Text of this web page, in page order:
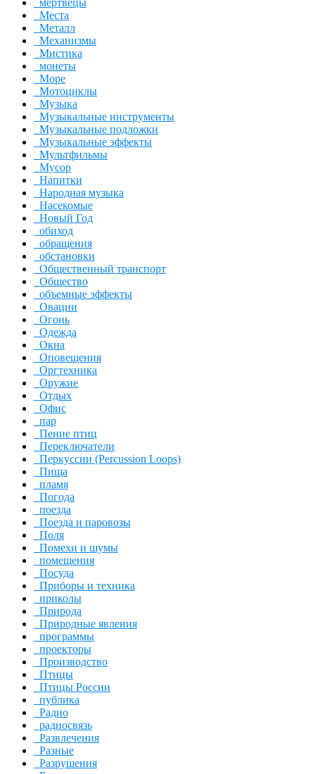
Места
Металл
Механизмы
Мистика
монеты
Море
Мотоциклы
Музыка
Музыкальные инструменты
Музыкальные подложки
Музыкальные эффекты
Мультфильмы
Мусор
Напитки
Народная музыка
Насекомые
Новый Год
обиход
обращения
обстановки
Общественный транспорт
Общество
объемные эффекты
Овации
Огонь
Одежда
Окна
Оповещения
Оргтехника
Оружие
Отдых
Офис
пар
Пение птиц
Переключатели
Перкуссии (Percussion Loops)
Пища
пламя
Погода
поезда
Поезда и паровозы
Поля
Помехи и шумы
помещения
Посуда
Приборы и техника
приколы
Природа
Природные явления
программы
проекторы
Производство
Птицы
Птицы России
публика
Радио
радиосвязь
Развлечения
Разные
Разрушения